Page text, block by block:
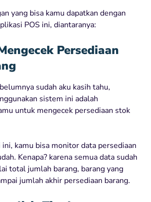
yang bisa kamu dapatkan dengan
POS ini, diantaranya:
Persediaan
sudah aku kasih tahu,
sistem ini adalah
untuk mengecek persediaan stok
kamu bisa monitor data persediaan
Kenapa? karena semua data sudah
total jumlah barang, barang yang
jumlah akhir persediaan barang.